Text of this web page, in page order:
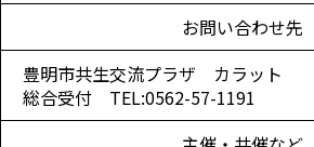
お問い合わせ先
豊明市共生交流プラザ カラット
総合受付 TEL:0562-57-1191